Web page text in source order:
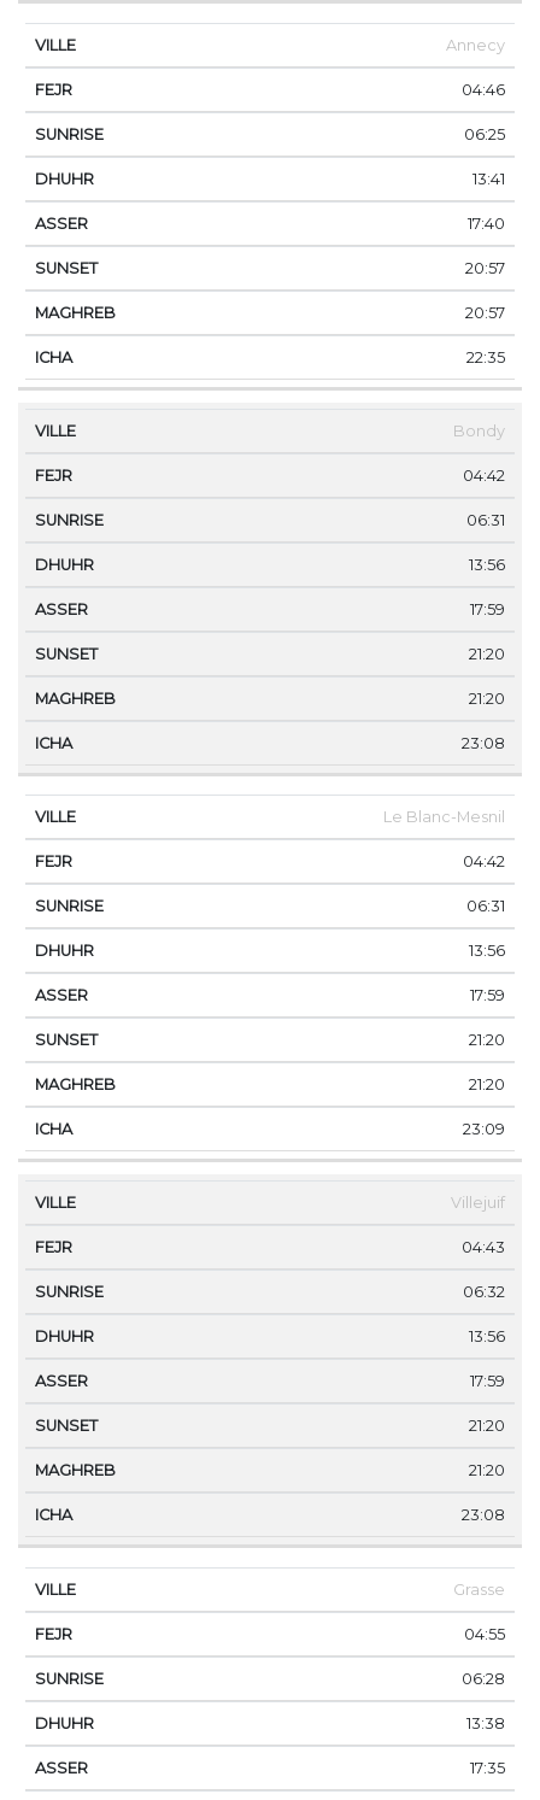
Annecy
04:46
06:25
13:41
17:40
20:57
20:57
22:35
Bondy
04:42
06:31
13:56
17:59
21:20
21:20
23:08
Le Blanc-Mesnil
04:42
06:31
13:56
17:59
21:20
21:20
23:09
Villejuif
04:43
06:32
13:56
17:59
21:20
21:20
23:08
Grasse
04:55
06:28
13:38
17:35